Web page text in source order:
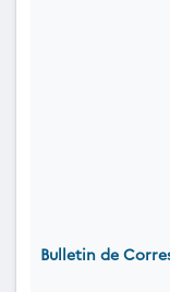
Bulletin de